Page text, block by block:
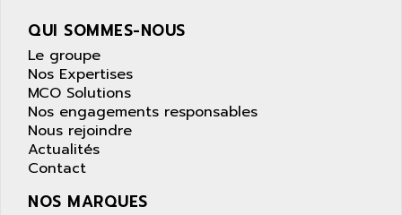
QUI SOMMES-NOUS
Le groupe
Nos Expertises
MCO Solutions
Nos engagements responsables
Nous rejoindre
Actualités
Contact
NOS MARQUES